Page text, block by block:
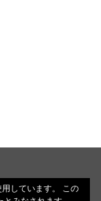
用しています。 この